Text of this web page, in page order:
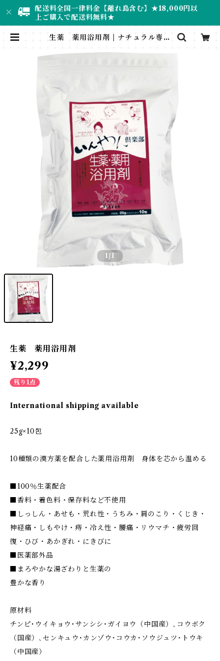
配送料全国一律料金【離れ島含む】★18,000円以
上ご購入で配送料無料★
生薬 薬用浴用剤 | ナチュラル専門
1 /1
生薬 薬用浴用剤
¥2,299
残り1点
International shipping available
25g×10包
10種類の漢方薬を配合した薬用浴用剤 身体を芯から温める
■100％生薬配合
■香料・着色料・保存料など不使用
■しっしん・あせも・荒れ性・うちみ・肩のこり・くじき・
神経痛・しもやけ・痔・冷え性・腰痛・リウマチ・疲労回
復・ひび・あかぎれ・にきびに
■医薬部外品
■まろやかな湯ざわりと生薬の
豊かな香り
原材料
チンピ･ウイキョウ･サンシシ･ガイヨウ（中国産）､コウボク
（国産）､センキュウ･カンゾウ･コウカ･ソウジュツ･トウキ
（中国産）